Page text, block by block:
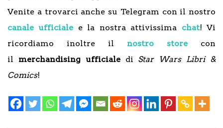
Venite a trovarci anche su Telegram con il nostro
canale ufficiale e la nostra attivissima chat! Vi
ricordiamo inoltre il nostro store con
il merchandising ufficialedi Star Wars Libri &
Comics!